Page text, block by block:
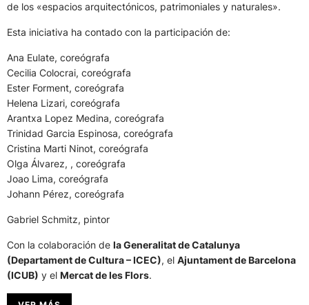
de los «espacios arquitectónicos, patrimoniales y naturales».
Esta iniciativa ha contado con la participación de:
Ana Eulate, coreógrafa
Cecilia Colocrai, coreógrafa
Ester Forment, coreógrafa
Helena Lizari, coreógrafa
Arantxa Lopez Medina, coreógrafa
Trinidad Garcia Espinosa, coreógrafa
Cristina Marti Ninot, coreógrafa
Olga Álvarez, , coreógrafa
Joao Lima, coreógrafa
Johann Pérez, coreógrafa
Gabriel Schmitz, pintor
Con la colaboración de la Generalitat de Catalunya
(Departament de Cultura – ICEC), el Ajuntament de Barcelona
(ICUB) y el Mercat de les Flors.